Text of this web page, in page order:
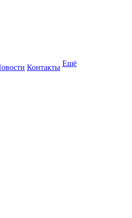
Контакты Ещё